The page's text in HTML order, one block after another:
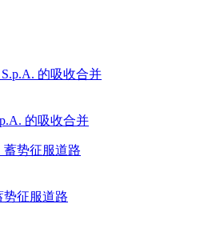
的吸收合并
势征服道路